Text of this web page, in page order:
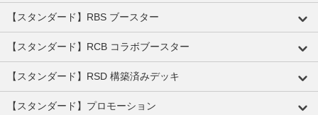
【スタンダード】RBS ブースター
【スタンダード】RCB コラボブースター
【スタンダード】RSD 構築済みデッキ
【スタンダード】プロモーション